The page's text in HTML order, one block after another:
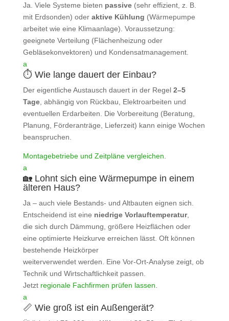
Ja. Viele Systeme bieten passive(sehr effizient, z. B.
mit Erdsonden) oder aktive Kühlung (Wärmepumpe
arbeitet wie eine Klimaanlage). Voraussetzung:
geeignete Verteilung (Flächenheizung oder
Gebläsekonvektoren) und Kondensatmanagement.
a
⏱️ Wie lange dauert der Einbau?
Der eigentliche Austausch dauert in der Regel 2–5
Tage, abhängig von Rückbau, Elektroarbeiten und
eventuellen Erdarbeiten. Die Vorbereitung (Beratung,
Planung, Förderanträge, Lieferzeit) kann einige Wochen
beanspruchen.
Montagebetriebe und Zeitpläne vergleichen.
a
🏡 Lohnt sich eine Wärmepumpe in einem
älteren Haus?
Ja – auch viele Bestands- und Altbauten eignen sich.
Entscheidend ist eine niedrige Vorlauftemperatur,
die sich durch Dämmung, größere Heizflächen oder
eine optimierte Heizkurve erreichen lässt. Oft können
bestehende Heizkörper
weiterverwendet werden. Eine Vor-Ort‑Analyse zeigt, ob
Technik und Wirtschaftlichkeit passen.
Jetzt regionale Fachfirmen prüfen lassen.
a
📏 Wie groß ist ein Außengerät?